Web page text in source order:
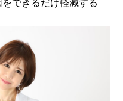
できるだけ軽減する